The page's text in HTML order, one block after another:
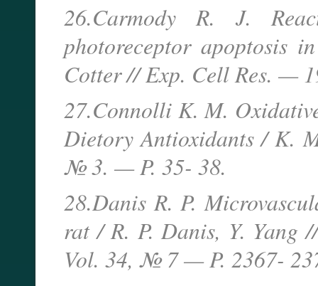
26.Carmody R. J.
photoreceptor apoptosis
Cotter // Exp. Cell Res. —
27.Connolli K. M.
Dietory Antioxidants / K.
№ 3. — P. 35- 38.
28.Danis R. P.
rat / R. P. Danis, Y.
Vol. 34, № 7 — P. 2367-